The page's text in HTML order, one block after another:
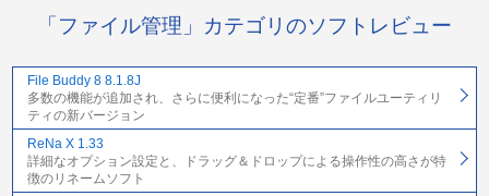
「ファイル管理」カテゴリのソフトレビュー
File Buddy 8 8.1.8J
多数の機能が追加され、さらに便利になった“定番”ファイルユーティリ
ティの新バージョン
ReNa X 1.33
詳細なオプション設定と、ドラッグ＆ドロップによる操作性の高さが特
徴のリネームソフト